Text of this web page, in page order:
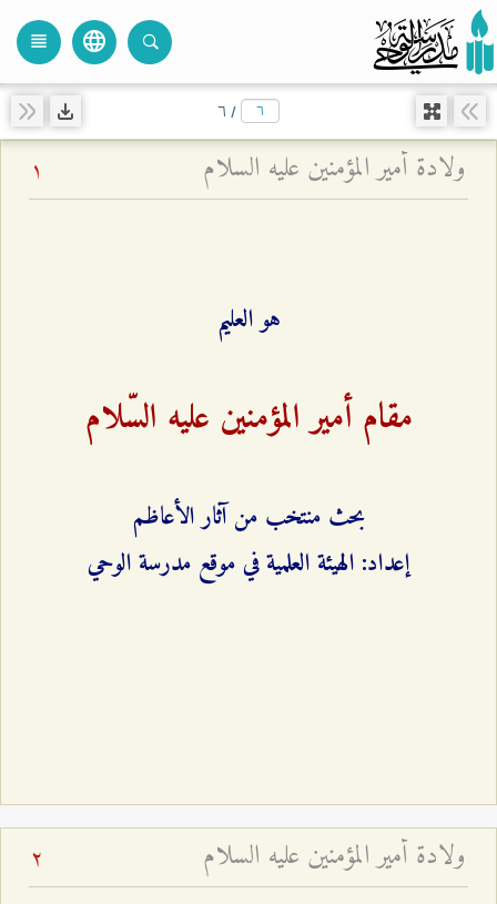
language
view_headline
/ ٦
ولادة أمير المؤمنين عليه السلام 1
هو العليم
مقام أمير المؤمنين عليه السّلام‌
بحث منتخب من آثار الأعاظم
إعداد: الهيئة العلمية في موقع مدرسة الوحي
ولادة أمير المؤمنين عليه السلام 2